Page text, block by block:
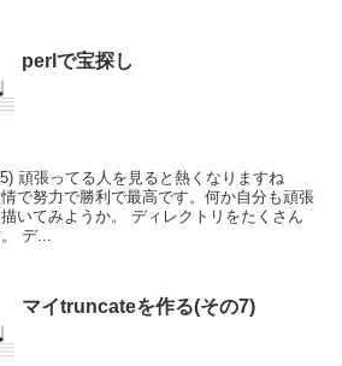
perlで宝探し
頑張ってる人を見ると熱くなりますね
で努力で勝利で最高です。何か自分も頑張
いてみようか。 ディレクトリをたくさん
デ...
マイtruncateを作る(その7)